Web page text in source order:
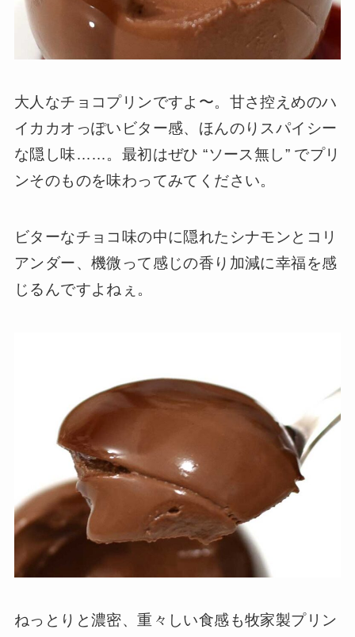
大人なチョコプリンですよ〜。甘さ控えめのハ
イカカオっぽいビター感、ほんのりスパイシー
な隠し味……。最初はぜひ “ソース無し” でプリ
ンそのものを味わってみてください。
ビターなチョコ味の中に隠れたシナモンとコリ
アンダー、機微って感じの香り加減に幸福を感
じるんですよねぇ。
ねっとりと濃密、重々しい食感も牧家製プリン